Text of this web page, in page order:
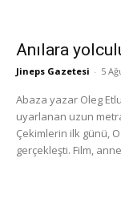
Anılara
Jineps Gazetesi - 5
Abaza yazar Oleg
uyarlanan uzun
Çekimlerin ilk günü,
gerçekleşti. Film,